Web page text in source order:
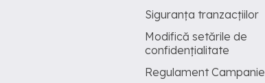
Siguranța tranzacțiilor
Modifică setările de
confidențialitate
Regulament Campanie